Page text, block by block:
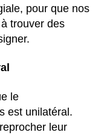
pour que nos
trouver des
le
est unilatéral.
leur